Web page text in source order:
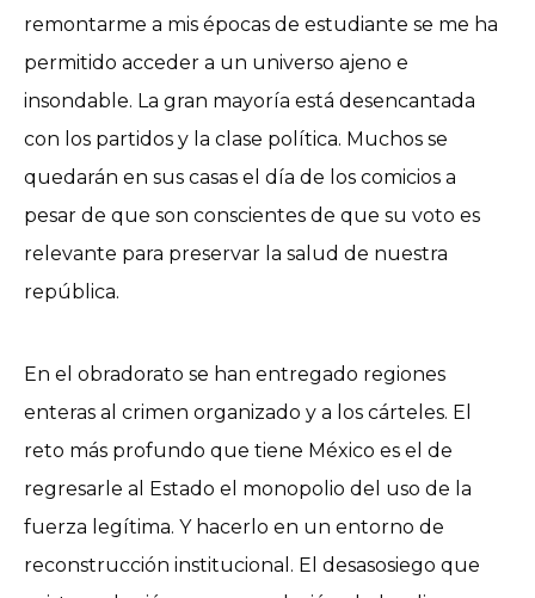
remontarme a mis épocas de estudiante se me ha
permitido acceder a un universo ajeno e
insondable. La gran mayoría está desencantada
con los partidos y la clase política. Muchos se
quedarán en sus casas el día de los comicios a
pesar de que son conscientes de que su voto es
relevante para preservar la salud de nuestra
república.
En el obradorato se han entregado regiones
enteras al crimen organizado y a los cárteles. El
reto más profundo que tiene México es el de
regresarle al Estado el monopolio del uso de la
fuerza legítima. Y hacerlo en un entorno de
reconstrucción institucional. El desasosiego que